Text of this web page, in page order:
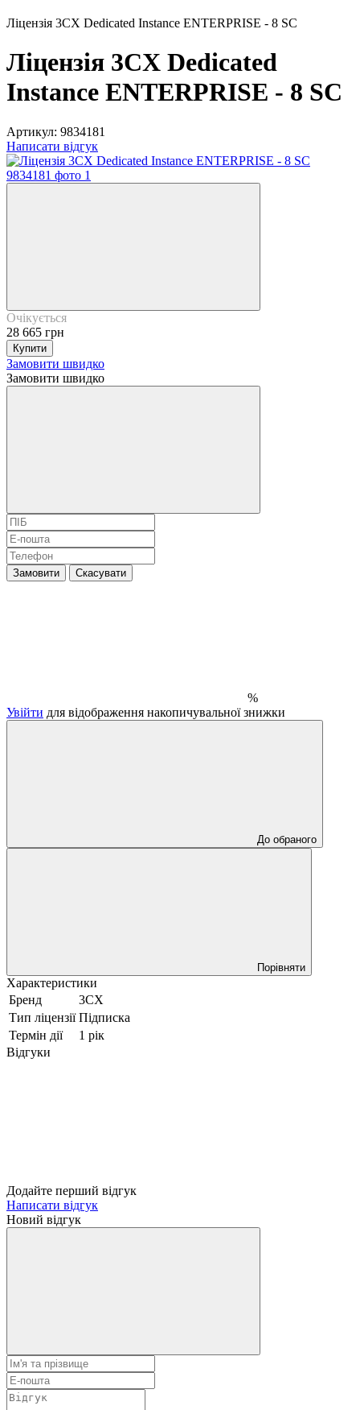
Ліцензія 3CX Dedicated Instance ENTERPRISE - 8 SC
Ліцензія 3CX Dedicated
Instance ENTERPRISE - 8 SC
Артикул: 9834181
Написати відгук
Очікується
28 665 грн
Купити
Замовити швидко
Замовити швидко
Замовити Скасувати
%
Увійти для відображення накопичувальної знижки
До обраного
Порівняти
Характеристики
Бренд
3CX
Тип ліцензії Підписка
Термін дії
1 рік
Відгуки
Додайте перший відгук
Написати відгук
Новий відгук